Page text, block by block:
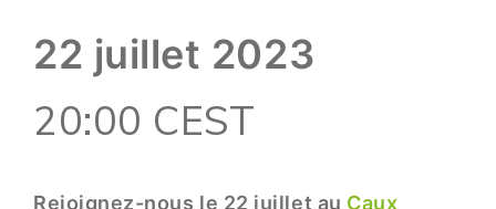
22 juillet 2023
20:00 CEST
Rejoignez-nous le 22 juillet au Caux